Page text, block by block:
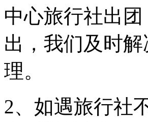
中心旅行社出
出，我们及时
理。
2、如遇旅行社